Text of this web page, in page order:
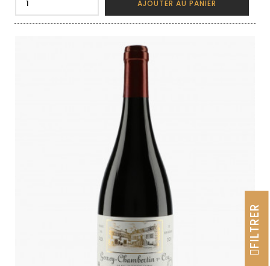
AJOUTER AU PANIER
FILTRER